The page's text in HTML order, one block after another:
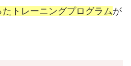
トレーニングプログラムが